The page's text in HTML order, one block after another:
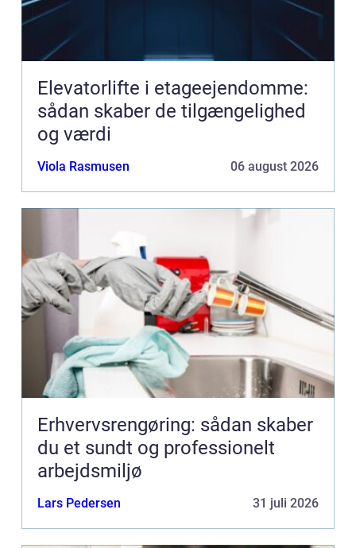
Elevatorlifte i etageejendomme:
sådan skaber de tilgængelighed
og værdi
Viola Rasmusen 06 august 2026
Erhvervsrengøring: sådan skaber
du et sundt og professionelt
arbejdsmiljø
Lars Pedersen 31 juli 2026